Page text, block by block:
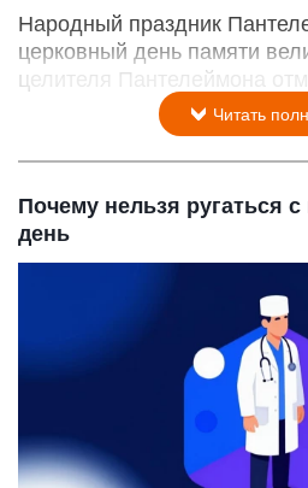
Народный праздник
церковный день памяти
целителя Пантелеймона
Читать
Почему нельзя ругаться
день